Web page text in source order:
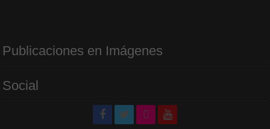
Publicaciones en Imágenes
Social